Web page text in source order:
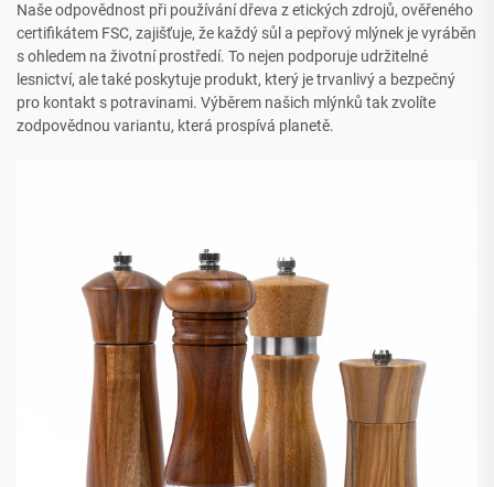
Naše odpovědnost při používání dřeva z etických zdrojů, ověřeného
certifikátem FSC, zajišťuje, že každý sůl a pepřový mlýnek je vyráběn
s ohledem na životní prostředí. To nejen podporuje udržitelné
lesnictví, ale také poskytuje produkt, který je trvanlivý a bezpečný
pro kontakt s potravinami. Výběrem našich mlýnků tak zvolíte
zodpovědnou variantu, která prospívá planetě.